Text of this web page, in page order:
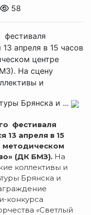
58
фестиваля
апреля в 15 часов
центре
На сцену
и
Брянска и ...
фестиваля
13 апреля в 15
методическом
(ДК БМЗ). На
коллективы и
Брянска и
конкурса
«Светлый